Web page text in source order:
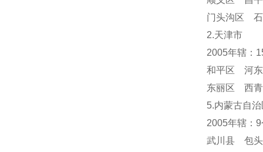
门头沟区
2.天津市
2005年辖：
和平区 河
东丽区 西
5.内蒙古自治
2005年辖：
武川县 包